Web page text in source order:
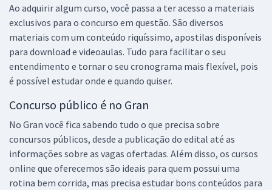
Ao adquirir algum curso, você passa a ter acesso a materiais
exclusivos para o concurso em questão. São diversos
materiais com um conteúdo riquíssimo, apostilas disponíveis
para download e videoaulas. Tudo para facilitar o seu
entendimento e tornar o seu cronograma mais flexível, pois
é possível estudar onde e quando quiser.
Concurso público é no Gran
No Gran você fica sabendo tudo o que precisa sobre
concursos públicos, desde a publicação do edital até as
informações sobre as vagas ofertadas. Além disso, os cursos
online que oferecemos são ideais para quem possui uma
rotina bem corrida, mas precisa estudar bons conteúdos para